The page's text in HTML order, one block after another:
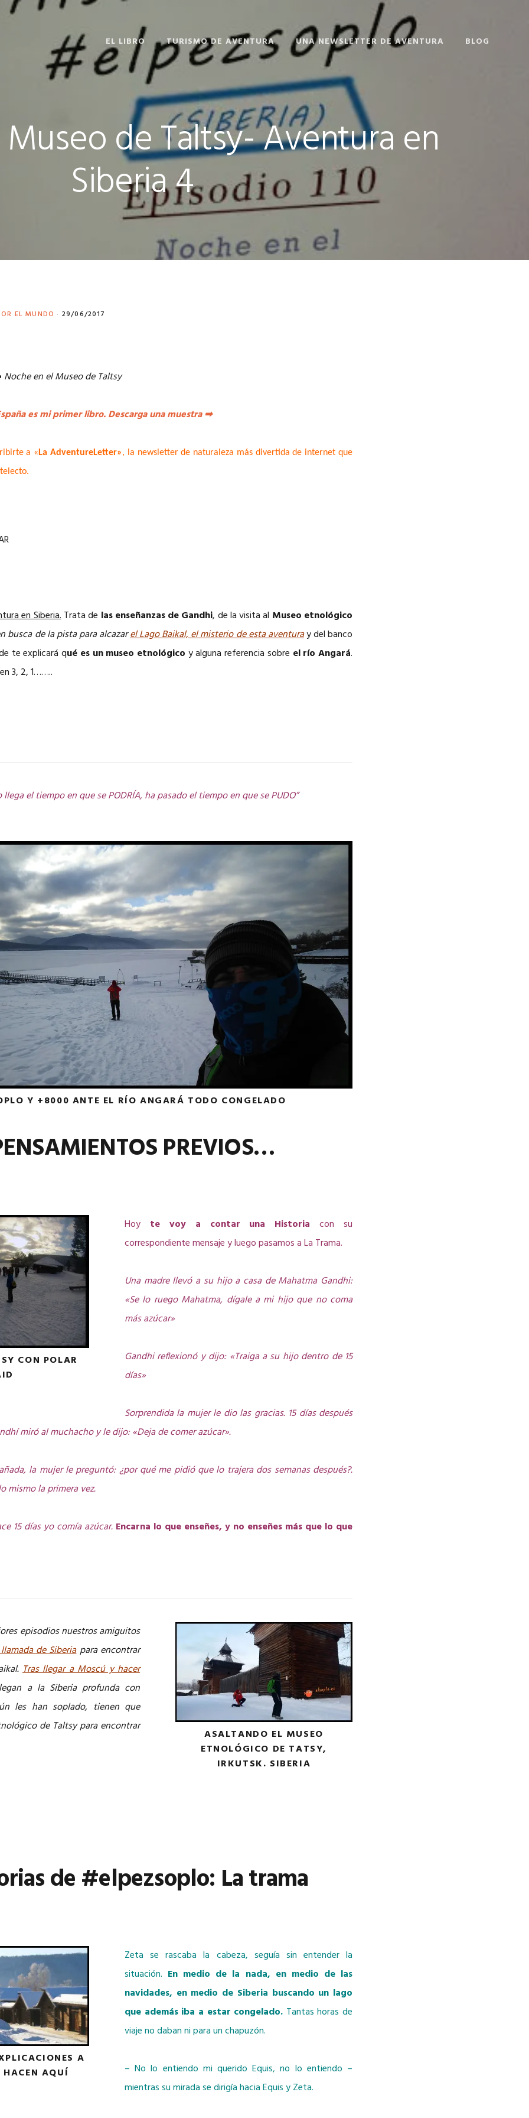
EL LIBRO TURISMO DE AVENTURA UNA NEWSLETTER DE AVENTURA BLOG
de Taltsy- Aventura en
Siberia 4
EL MUNDO · 29/06/2017
Noche en el Museo de Taltsy
es mi primer libro. Descarga una muestra➡
a « La AdventureLetter», la newsletter de naturaleza más divertida de internet que
en Siberia.Trata de las enseñanzas de Gandhi, de la visita al Museo etnológico
busca de la pista para alcazarel Lago Baikal, el misterio de esta aventuray del banco
te explicará qué es un museo etnológico y alguna referencia sobre el río Angará.
3, 2, 1……..
llega el tiempo en que se PODRÍA, ha pasado el tiempo en que se PUDO”
Y +8000 ANTE EL RÍO ANGARÁ TODO CONGELADO
PREVIOS…
CON POLAR
Hoy te voy a contar una Historia con su
correspondiente mensaje y luego pasamos a La Trama.
Una madre llevó a su hijo a casa de Mahatma Gandhi:
«Se lo ruego Mahatma, dígale a mi hijo que no coma
más azúcar»
Gandhi reflexionó y dijo: «Traiga a su hijo dentro de 15
días»
Sorprendida la mujer le dio las gracias. 15 días después
miró al muchacho y le dijo: «Deja de comer azúcar».
la mujer le preguntó: ¿por qué me pidió que lo trajera dos semanas después?.
mismo la primera vez.
15 días yo comía azúcar. Encarna lo que enseñes, y no enseñes más que lo que
ASALTANDO EL MUSEO
ETNOLÓGICO DE TATSY,
IRKUTSK. SIBERIA
episodios nuestros amiguitos
de Siberiapara encontrar
Tras llegar a Moscú y hacer
a la Siberia profunda con
les han soplado, tienen que
de Taltsy para encontrar
de#elpezsoplo: La trama
A
AQUÍ
Zeta se rascaba la cabeza, seguía sin entender la
situación. En medio de la nada, en medio de las
navidades, en medio de Siberia buscando un lago
que además iba a estar congelado. Tantas horas de
viaje no daban ni para un chapuzón.
– No lo entiendo mi querido Equis, no lo entiendo –
mientras su mirada se dirigía hacia Equis y Zeta.